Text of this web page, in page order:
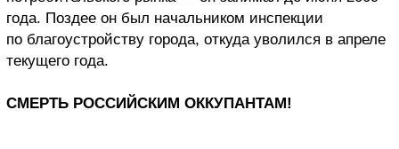
года. Поздее он был начальником инспекции
по благоустройству города, откуда уволился в апреле
текущего года.
СМЕРТЬ РОССИЙСКИМ ОККУПАНТАМ!